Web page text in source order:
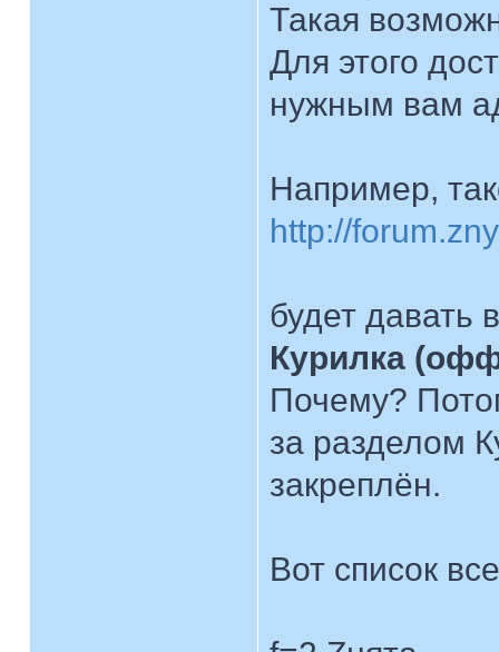
Такая
Для этого
нужным вам
Например,
http://
будет давать
Курилка
Почему?
за разделом
закреплён.
Вот список